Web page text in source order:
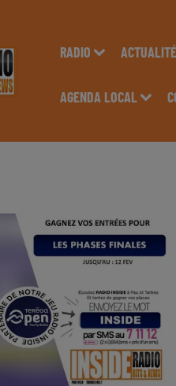
RADIO
AGENDA LOCAL